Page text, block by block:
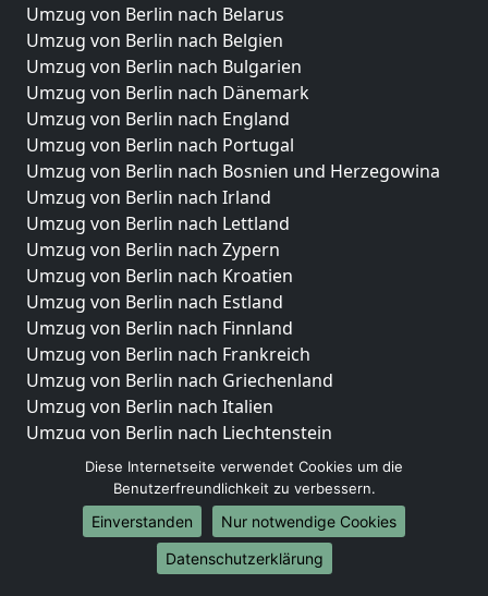
Umzug von Berlin nach Belarus
Umzug von Berlin nach Belgien
Umzug von Berlin nach Bulgarien
Umzug von Berlin nach Dänemark
Umzug von Berlin nach England
Umzug von Berlin nach Portugal
Umzug von Berlin nach Bosnien und Herzegowina
Umzug von Berlin nach Irland
Umzug von Berlin nach Lettland
Umzug von Berlin nach Zypern
Umzug von Berlin nach Kroatien
Umzug von Berlin nach Estland
Umzug von Berlin nach Finnland
Umzug von Berlin nach Frankreich
Umzug von Berlin nach Griechenland
Umzug von Berlin nach Italien
Umzug von Berlin nach Liechtenstein
Umzug von Berlin nach Luxemburg
Umzug von Berlin nach Niederlande
Umzug von Berlin nach Norwegen
Umzüge-Deutschlandweit
Diese Internetseite verwendet Cookies um die
Benutzerfreundlichkeit zu verbessern.
Einverstanden
Nur notwendige Cookies
Datenschutzerklärung